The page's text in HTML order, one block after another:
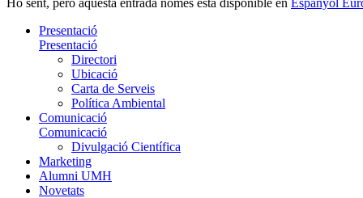
Presentació
Presentació
Directori
Ubicació
Carta de Serveis
Política Ambiental
Comunicació
Comunicació
Divulgació Científica
Marketing
Alumni UMH
Novetats